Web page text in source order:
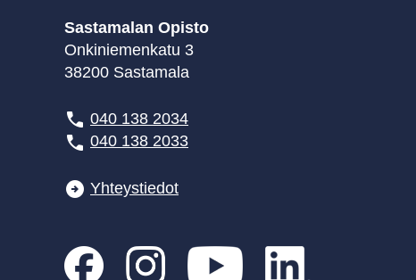
Sastamalan Opisto
Onkiniemenkatu 3
38200 Sastamala
040 138 2034
040 138 2033
Yhteystiedot